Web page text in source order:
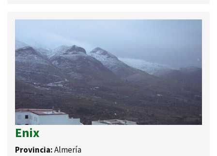
Enix
Provincia:Almería